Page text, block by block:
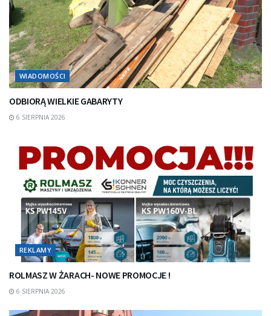
WIADOMOŚCI
ODBIORĄ WIELKIE GABARYTY
6 SIERPNIA 2026
REKLAMY
ROLMASZ W ŻARACH- NOWE PROMOCJE !
6 SIERPNIA 2026